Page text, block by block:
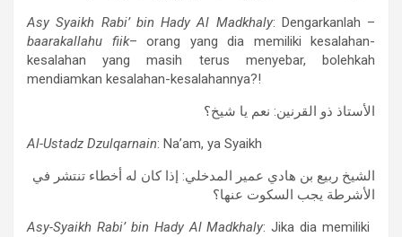
Asy Syaikh Rabi’ bin Hady Al Madkhaly: Dengarkanlah –
baarakallahu fiik– orang yang dia memiliki kesalahan-
kesalahan yang masih terus menyebar, bolehkah
mendiamkan kesalahan-kesalahannya?!
الأستاذ ذو القرنين: نعم يا شيخ؟
Al-Ustadz Dzulqarnain: Na’am, ya Syaikh
الشيخ ربيع بن هادي عمير المدخلي: إذا كان له أخطاء تنتشر في
الأشرطة يجب السكوت عنها؟
Asy-Syaikh Rabi’ bin Hady Al Madkhaly: Jika dia memiliki